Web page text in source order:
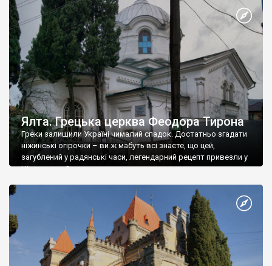
Ялта. Грецька церква Феодора Тирона
Греки залишили Україні чималий спадок. Достатньо згадати
ніжинські огірочки – ви ж мабуть всі знаєте, що цей,
загублений у радянські часи, легендарний рецепт привезли у
Ніжин греки?